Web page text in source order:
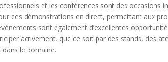
et les conférences sont des occasions
des démonstrations en direct, permettant aux
sont également d’excellentes
activement, que ce soit par des stands, des
dans le domaine.